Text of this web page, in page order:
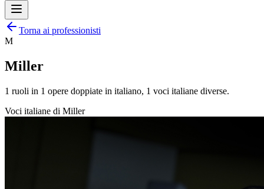
Torna ai professionisti
M
Miller
1 ruoli in 1 opere doppiate in italiano, 1 voci italiane diverse.
Voci italiane di Miller